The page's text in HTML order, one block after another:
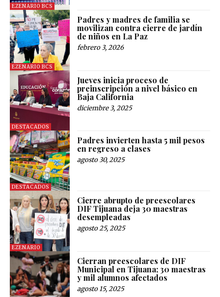
EZENARIO BCS
EZENARIO BCS
Padres y madres de familia se
movilizan contra cierre de jardín
de niños en La Paz
febrero 3, 2026
DESTACADOS
Jueves inicia proceso de
preinscripción a nivel básico en
Baja California
diciembre 3, 2025
DESTACADOS
Padres invierten hasta 5 mil pesos
en regreso a clases
agosto 30, 2025
EZENARIO
Cierre abrupto de preescolares
DIF Tijuana deja 30 maestras
desempleadas
agosto 25, 2025
Cierran preescolares de DIF
Municipal en Tijuana; 30 maestras
y mil alumnos afectados
agosto 15, 2025